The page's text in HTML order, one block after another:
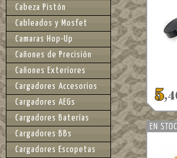
Cabeza Pistón
Cableados y Mosfet
Camaras Hop-Up
Cañones de Precisión
Cañones Exteriores
Cargadores Accesorios
Cargadores AEGs
Cargadores Baterías
Cargadores BBs
Cargadores Escopetas